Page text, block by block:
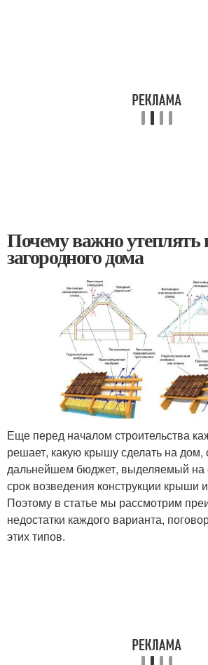
Почему важно
загородного дома
Еще перед началом строительства
решает, какую крышу сделать на дом,
дальнейшем бюджет, выделяемый на
срок возведения конструкции крыши
Поэтому в статье мы рассмотрим
недостатки каждого варианта,
этих типов.